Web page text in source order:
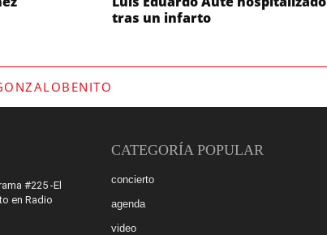
tras un infarto
#225 -El
en Radio
CATEGORÍA POPULAR
concierto
agenda
video